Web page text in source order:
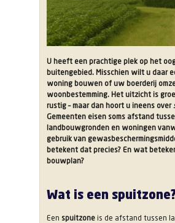
U heeft een prachtige plek op het
buitengebied. Misschien wilt u daar
woning bouwen of uw boerderij
woonbestemming. Het uitzicht is
rustig – maar dan hoort u ineens over
Gemeenten eisen soms afstand
landbouwgronden en woningen
gebruik van
betekent dat precies? En wat
bouwplan?
Wat is een
Een spuitzone is de afstand tussen